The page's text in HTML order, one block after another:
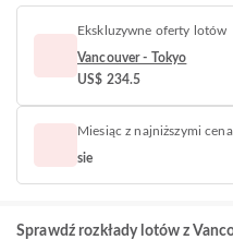
Ekskluzywne oferty lotów
Vancouver - Tokyo
US$ 234.5
Miesiąc z najniższymi
sie
Sprawdź rozkłady lotów z